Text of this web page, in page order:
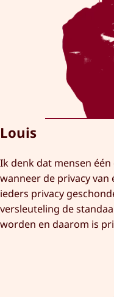
Louis
Ik denk dat mensen
wanneer de privacy van
ieders privacy
versleuteling de
worden en daarom is